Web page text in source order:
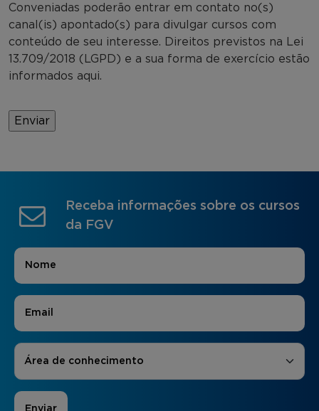
Conveniadas poderão entrar em contato no(s)
canal(is) apontado(s) para divulgar cursos com
conteúdo de seu interesse. Direitos previstos na Lei
13.709/2018 (LGPD) e a sua forma de exercício estão
informados aqui.
Receba informações sobre os cursos
da FGV
Nome
E-mail
Áreas de Interesse
Área de conhecimento